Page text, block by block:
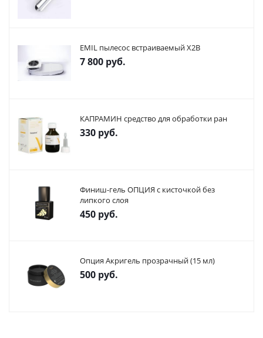
EMIL пылесос встраиваемый X2В
7 800 руб.
КАПРАМИН средство для обработки ран
330 руб.
Финиш-гель ОПЦИЯ с кисточкой без
липкого слоя
450 руб.
Опция Акригель прозрачный (15 мл)
500 руб.